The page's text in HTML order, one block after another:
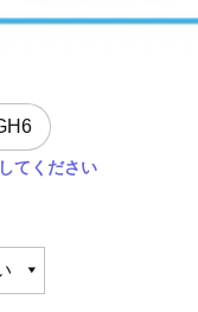
てください